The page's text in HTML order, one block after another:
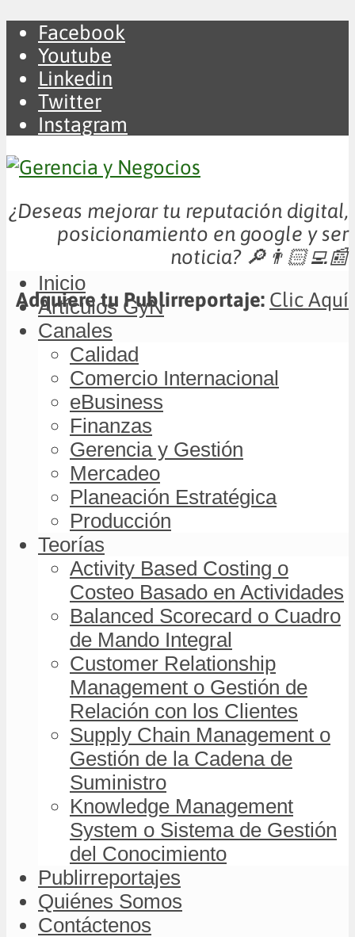
Facebook
Youtube
Linkedin
Twitter
Instagram
¿Deseas mejorar tu reputación digital,
posicionamiento en google y ser
noticia? 🔎👨🏻‍💻📰
Adquiere tu Publirreportaje: Clic Aquí
Inicio
Artículos GyN
Canales
Calidad
Comercio Internacional
eBusiness
Finanzas
Gerencia y Gestión
Mercadeo
Planeación Estratégica
Producción
Teorías
Activity Based Costing o
Costeo Basado en Actividades
Balanced Scorecard o Cuadro
de Mando Integral
Customer Relationship
Management o Gestión de
Relación con los Clientes
Supply Chain Management o
Gestión de la Cadena de
Suministro
Knowledge Management
System o Sistema de Gestión
del Conocimiento
Publirreportajes
Quiénes Somos
Contáctenos